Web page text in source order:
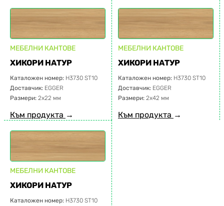
МЕБЕЛНИ КАНТОВЕ
ХИКОРИ НАТУР
Каталожен номер: H3730 ST10
Доставчик: EGGER
Размери: 2х22 мм
Към продукта →
МЕБЕЛНИ КАНТОВЕ
ХИКОРИ НАТУР
Каталожен номер: H3730 ST10
Доставчик: EGGER
Размери: 2х42 мм
Към продукта →
МЕБЕЛНИ КАНТОВЕ
ХИКОРИ НАТУР
Каталожен номер: H3730 ST10